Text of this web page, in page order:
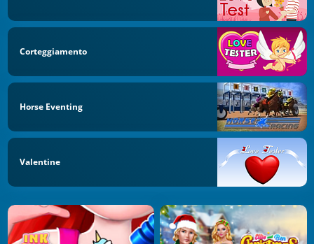
Corteggiamento
Horse Eventing
Valentine